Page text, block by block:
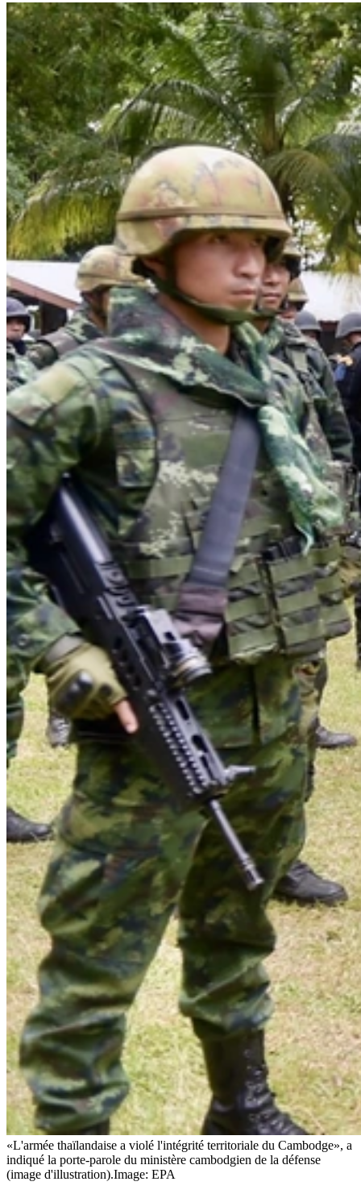
«L'armée thaïlandaise a violé l'intégrité territoriale du Cambodge», a
indiqué la porte-parole du ministère cambodgien de la défense
(image d'illustration).Image: EPA